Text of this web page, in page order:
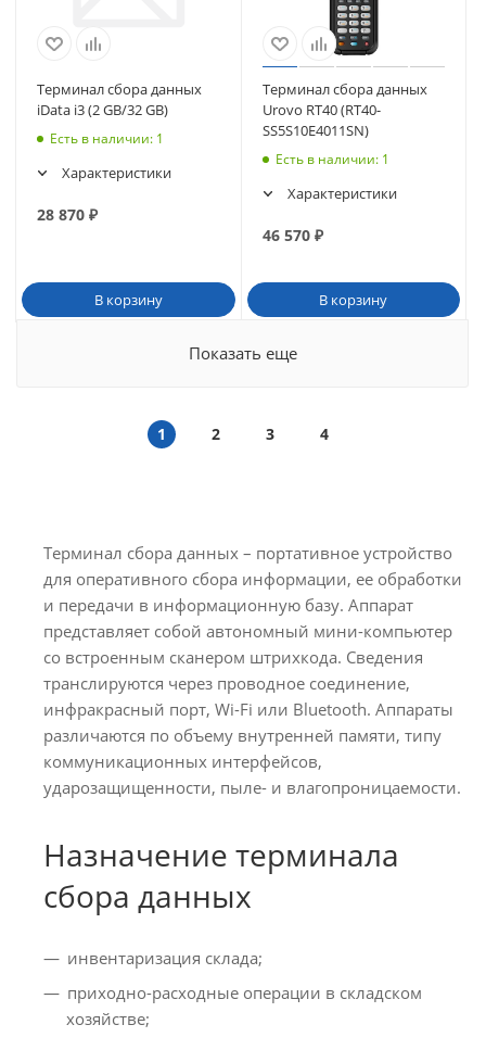
Терминал сбора данных
iData i3 (2 GB/32 GB)
Есть в наличии: 1
Характеристики
28 870 ₽
В корзину
Терминал сбора данных
Urovo RT40 (RT40-
SS5S10E4011SN)
Есть в наличии: 1
Характеристики
46 570₽
В корзину
Показать еще
1 2 3 4
Терминал сбора данных – портативное устройство
для оперативного сбора информации, ее обработки
и передачи в информационную базу. Аппарат
представляет собой автономный мини-компьютер
со встроенным сканером штрихкода. Сведения
транслируются через проводное соединение,
инфракрасный порт, Wi-Fi или Bluetooth. Аппараты
различаются по объему внутренней памяти, типу
коммуникационных интерфейсов,
ударозащищенности, пыле- и влагопроницаемости.
Назначение терминала
сбора данных
инвентаризация склада;
приходно-расходные операции в складском
хозяйстве;